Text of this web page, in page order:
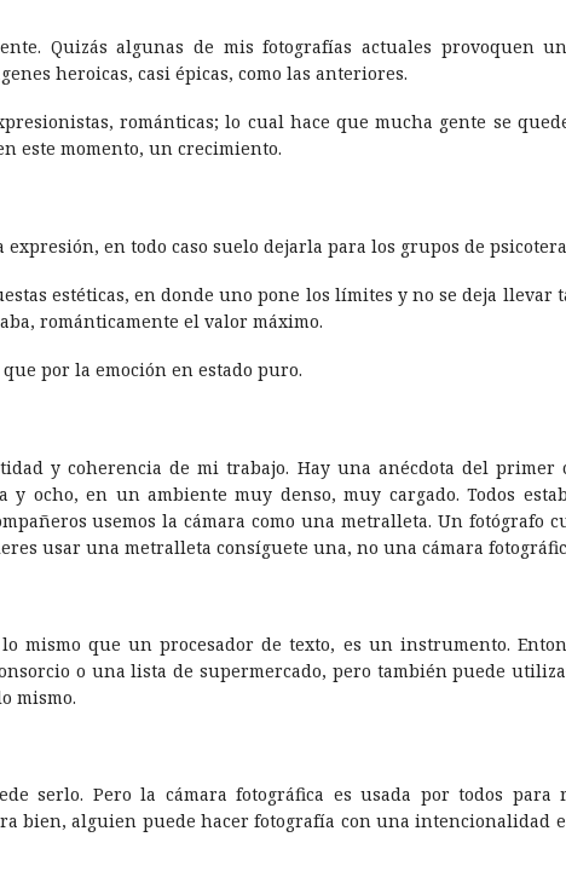
Quizás algunas de mis fotografí­as actuales provoquen
heroicas, casi épicas, como las anteriores.
románticas; lo cual hace que mucha gente se
este momento, un crecimiento.
en todo caso suelo dejarla para los grupos de
estéticas, en donde uno pone los lí­mites y no se deja llevar
románticamente el valor máximo.
por la emoción en estado puro.
y coherencia de mi trabajo. Hay una anécdota del primer
ocho, en un ambiente muy denso, muy cargado. Todos
usemos la cámara como una metralleta. Un fotógrafo
usar una metralleta consí­guete una, no una cámara
mismo que un procesador de texto, es un instrumento.
o una lista de supermercado, pero también puede
mismo.
serlo. Pero la cámara fotográfica es usada por todos para
bien, alguien puede hacer fotografí­a con una intencionalidad